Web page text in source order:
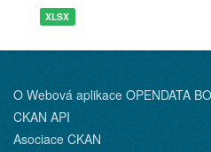
XLSX
O Webová aplikace OPENDATA
CKAN API
Asociace CKAN